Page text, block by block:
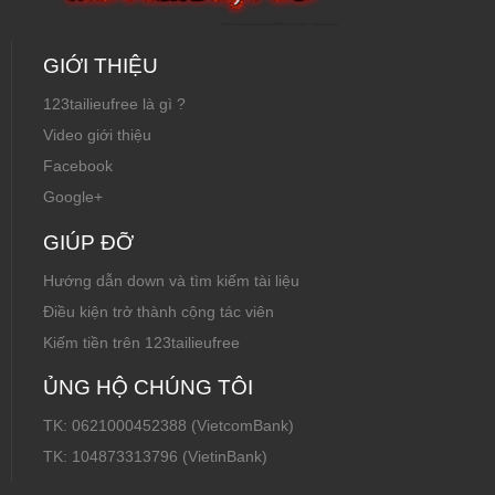
GIỚI THIỆU
123tailieufree là gì ?
Video giới thiệu
Facebook
Google+
GIÚP ĐỠ
Hướng dẫn down và tìm kiếm tài liệu
Điều kiện trở thành cộng tác viên
Kiếm tiền trên 123tailieufree
ỦNG HỘ CHÚNG TÔI
TK: 0621000452388 (VietcomBank)
TK: 104873313796 (VietinBank)